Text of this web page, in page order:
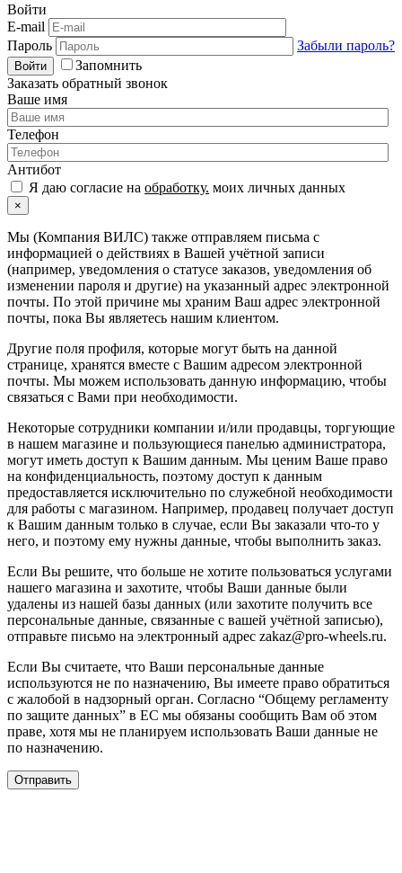
Войти
E-mail
Пароль
Забыли пароль?
Войти
Запомнить
Заказать обратный звонок
Ваше имя
Телефон
Антибот
Я даю согласие на обработку. моих личных данных
×
Мы (Компания ВИЛС) также отправляем письма с
информацией о действиях в Вашей учётной записи
(например, уведомления о статусе заказов, уведомления об
изменении пароля и другие) на указанный адрес электронной
почты. По этой причине мы храним Ваш адрес электронной
почты, пока Вы являетесь нашим клиентом.
Другие поля профиля, которые могут быть на данной
странице, хранятся вместе с Вашим адресом электронной
почты. Мы можем использовать данную информацию, чтобы
связаться с Вами при необходимости.
Некоторые сотрудники компании и/или продавцы, торгующие
в нашем магазине и пользующиеся панелью администратора,
могут иметь доступ к Вашим данным. Мы ценим Ваше право
на конфиденциальность, поэтому доступ к данным
предоставляется исключительно по служебной необходимости
для работы с магазином. Например, продавец получает доступ
к Вашим данным только в случае, если Вы заказали что-то у
него, и поэтому ему нужны данные, чтобы выполнить заказ.
Если Вы решите, что больше не хотите пользоваться услугами
нашего магазина и захотите, чтобы Ваши данные были
удалены из нашей базы данных (или захотите получить все
персональные данные, связанные с вашей учётной записью),
отправьте письмо на электронный адрес zakaz@pro-wheels.ru.
Если Вы считаете, что Ваши персональные данные
используются не по назначению, Вы имеете право обратиться
с жалобой в надзорный орган. Согласно “Общему регламенту
по защите данных” в ЕС мы обязаны сообщить Вам об этом
праве, хотя мы не планируем использовать Ваши данные не
по назначению.
Отправить